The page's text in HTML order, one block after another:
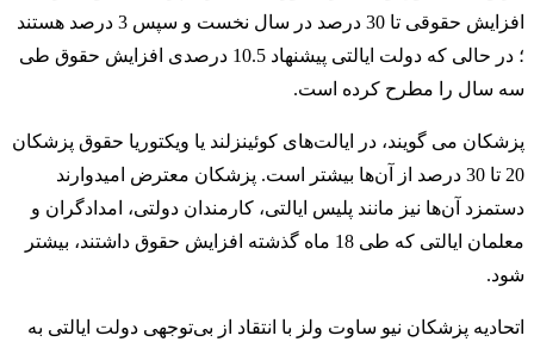
افزایش حقوقی تا 30 درصد در سال نخست و سپس 3 درصد هستند
؛ در حالی که دولت ایالتی پیشنهاد 10.5 درصدی افزایش حقوق طی
سه سال را مطرح کرده است.
پزشکان می گویند، در ایالت‌های کوئینزلند یا ویکتوریا حقوق پزشکان
20 تا 30 درصد از آن‌ها بیشتر است. پزشکان معترض امیدوارند
دستمزد آن‌ها نیز مانند پلیس ایالتی، کارمندان دولتی، امدادگران و
معلمان ایالتی که طی 18 ماه گذشته افزایش حقوق داشتند، بیشتر
شود.
اتحادیه پزشکان نیو ساوت ولز با انتقاد از بی‌توجهی دولت ایالتی به